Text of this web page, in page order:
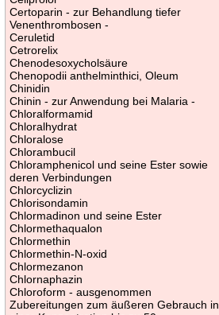
Certoparin - zur Behandlung tiefer
Venenthrombosen -
Ceruletid
Cetrorelix
Chenodesoxycholsäure
Chenopodii anthelminthici, Oleum
Chinidin
Chinin - zur Anwendung bei Malaria -
Chloralformamid
Chloralhydrat
Chloralose
Chlorambucil
Chloramphenicol und seine Ester sowie
deren Verbindungen
Chlorcyclizin
Chlorisondamin
Chlormadinon und seine Ester
Chlormethaqualon
Chlormethin
Chlormethin-N-oxid
Chlormezanon
Chlornaphazin
Chloroform - ausgenommen
Zubereitungen zum äußeren Gebrauch in